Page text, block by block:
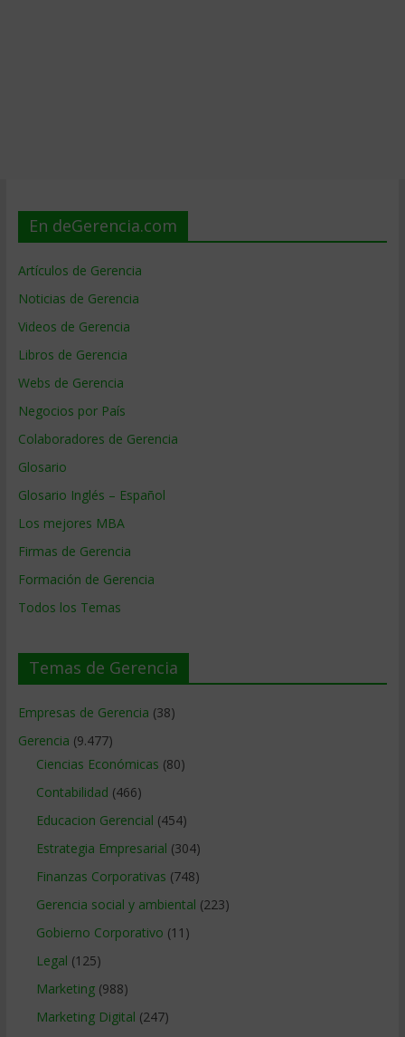
En deGerencia.com
Artículos de Gerencia
Noticias de Gerencia
Videos de Gerencia
Libros de Gerencia
Webs de Gerencia
Negocios por País
Colaboradores de Gerencia
Glosario
Glosario Inglés – Español
Los mejores MBA
Firmas de Gerencia
Formación de Gerencia
Todos los Temas
Temas de Gerencia
Empresas de Gerencia (38)
Gerencia (9.477)
Ciencias Económicas (80)
Contabilidad (466)
Educacion Gerencial (454)
Estrategia Empresarial (304)
Finanzas Corporativas (748)
Gerencia social y ambiental (223)
Gobierno Corporativo (11)
Legal (125)
Marketing(988)
Marketing Digital (247)